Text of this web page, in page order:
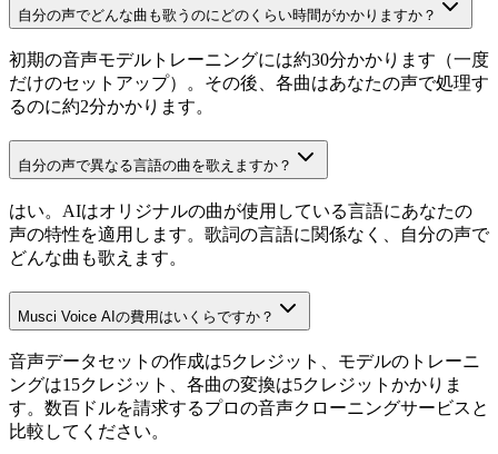
自分の声でどんな曲も歌うのにどのくらい時間がかかりますか？
初期の音声モデルトレーニングには約30分かかります（一度
だけのセットアップ）。その後、各曲はあなたの声で処理す
るのに約2分かかります。
自分の声で異なる言語の曲を歌えますか？
はい。AIはオリジナルの曲が使用している言語にあなたの
声の特性を適用します。歌詞の言語に関係なく、自分の声で
どんな曲も歌えます。
Musci Voice AIの費用はいくらですか？
音声データセットの作成は5クレジット、モデルのトレーニ
ングは15クレジット、各曲の変換は5クレジットかかりま
す。数百ドルを請求するプロの音声クローニングサービスと
比較してください。